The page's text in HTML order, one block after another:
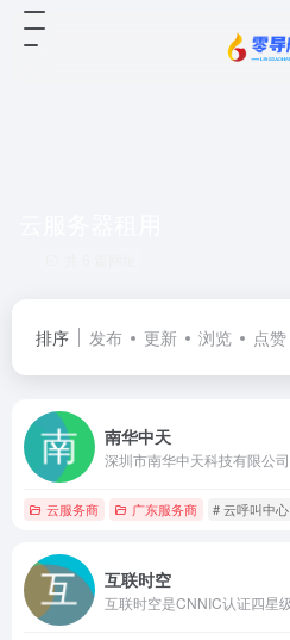
排序 发布 更新 浏览 点赞
南华中天
云服务商 广东服务商 # 云呼叫中心
互联时空